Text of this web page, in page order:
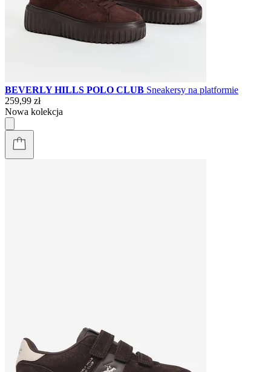
BEVERLY HILLS POLO CLUB Sneakersy na platformie
259,99 zł
Nowa kolekcja